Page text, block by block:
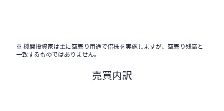
※ 機関投資家は主に空売り用途で借株を実施しますが、空売り残高と
一致するものではありません。
売買内訳